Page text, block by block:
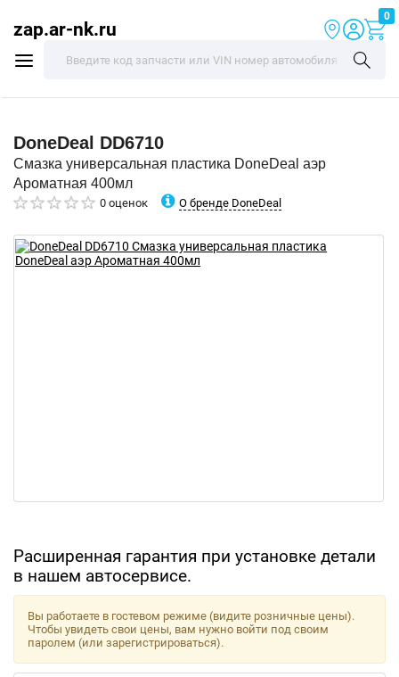
zap.ar-nk.ru
0
DoneDeal DD6710
Смазка универсальная пластика DoneDeal аэр
Ароматная 400мл
0 оценок О бренде DoneDeal
Расширенная гарантия при установке детали
в нашем автосервисе.
Вы работаете в гостевом режиме (видите розничные цены).
Чтобы увидеть свои цены, вам нужно войти под своим
паролем (или зарегистрироваться).